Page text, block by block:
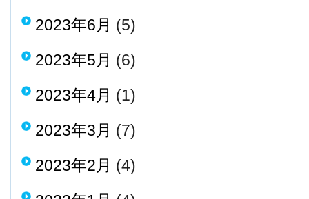
2023年6月 (5)
2023年5月 (6)
2023年4月 (1)
2023年3月 (7)
2023年2月 (4)